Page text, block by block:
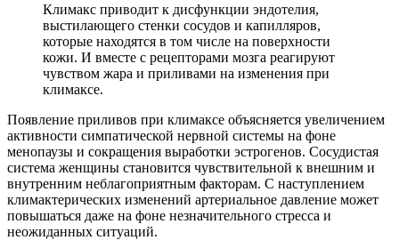
Климакс приводит к дисфункции эндотелия,
выстилающего стенки сосудов и капилляров,
которые находятся в том числе на поверхности
кожи. И вместе с рецепторами мозга реагируют
чувством жара и приливами на изменения при
климаксе.
Появление приливов при климаксе объясняется увеличением
активности симпатической нервной системы на фоне
менопаузы и сокращения выработки эстрогенов. Сосудистая
система женщины становится чувствительной к внешним и
внутренним неблагоприятным факторам. С наступлением
климактерических изменений артериальное давление может
повышаться даже на фоне незначительного стресса и
неожиданных ситуаций.